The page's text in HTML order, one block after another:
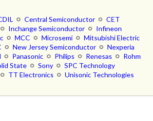
Central Semiconductor
CET
Inchange Semiconductor
Infineon
MCC Microsemi
Mitsubishi Electric
New Jersey Semiconductor
Nexperia
Panasonic Philips Renesas
Rohm
State Sony
SPC Technology
TT Electronics
Unisonic Technologies